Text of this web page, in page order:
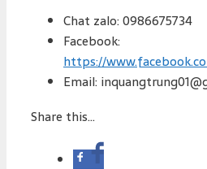
Chat zalo: 0986675734
Facebook:
https://
Email:
Share this...